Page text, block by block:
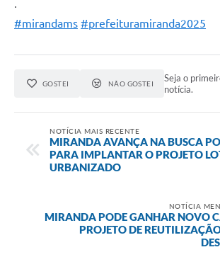
#mirandams #prefeituramiranda2025
GOSTEI NÃO GOSTEI
Seja o
notícia.
NOTÍCIA MAIS RECENTE
MIRANDA AVANÇA NA BUSCA
PARA IMPLANTAR O PROJETO
URBANIZADO
NOTÍCIA
MIRANDA PODE GANHAR NOVO
PROJETO DE